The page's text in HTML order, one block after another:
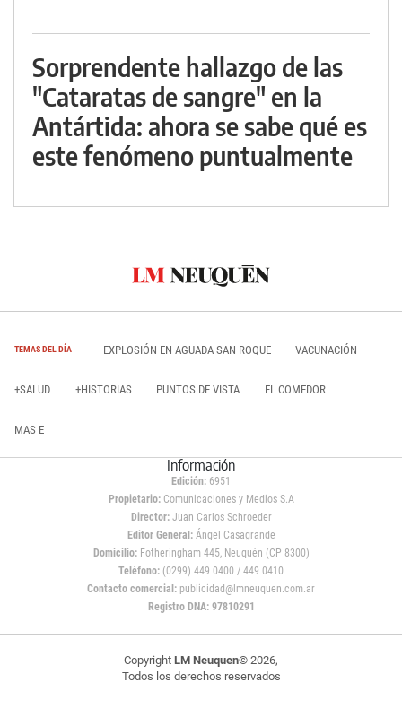
Sorprendente hallazgo de las
"Cataratas de sangre" en la
Antártida: ahora se sabe qué es
este fenómeno puntualmente
TEMAS DEL DÍA EXPLOSIÓN EN AGUADA SAN ROQUE VACUNACIÓN
+SALUD +HISTORIAS PUNTOS DE VISTA EL COMEDOR
MAS E
Información
Edición: 6951
Propietario:Comunicaciones y Medios S.A
Director: Juan Carlos Schroeder
Editor General:Ángel Casagrande
Domicilio:Fotheringham 445, Neuquén (CP 8300)
Teléfono: (0299) 449 0400 / 449 0410
Contacto comercial: publicidad@lmneuquen.com.ar
Registro DNA: 97810291
Copyright LM Neuquen© 2026,
Todos los derechos reservados